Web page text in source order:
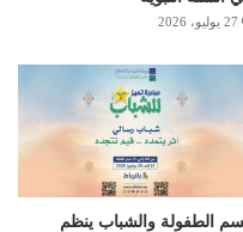
27 يوليو، 2026
الطفولة والشباب ينظم